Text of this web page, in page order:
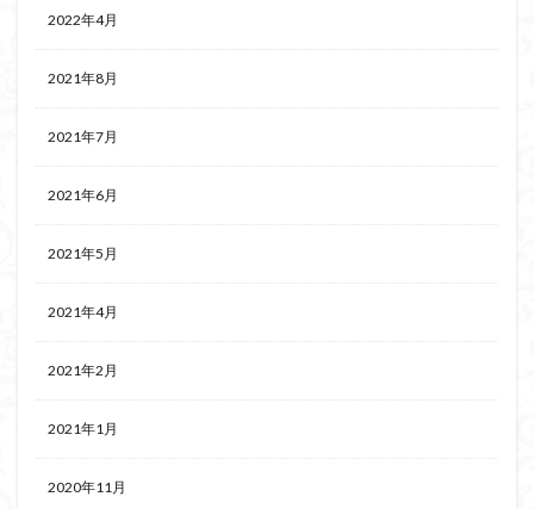
2022年4月
2021年8月
2021年7月
2021年6月
2021年5月
2021年4月
2021年2月
2021年1月
2020年11月